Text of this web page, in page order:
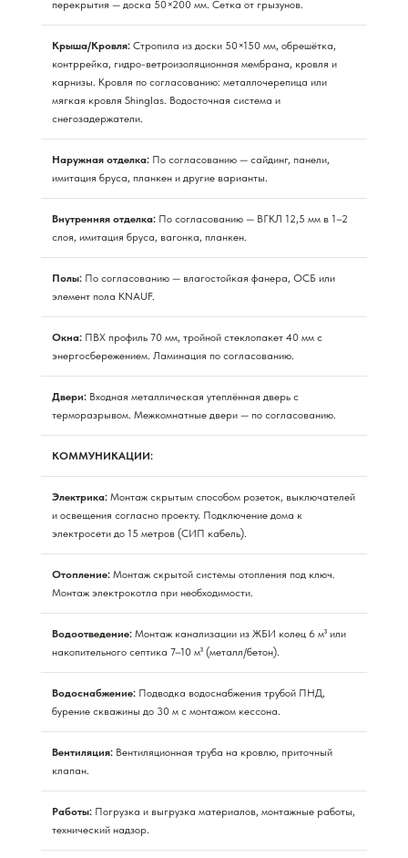
перекрытия — доска 50×200 мм. Сетка от грызунов.
Крыша/Кровля: Стропила из доски 50×150 мм, обрешётка,
контррейка, гидро-ветроизоляционная мембрана, кровля и
карнизы. Кровля по согласованию: металлочерепица или
мягкая кровля Shinglas. Водосточная система и
снегозадержатели.
Наружная отделка: По согласованию — сайдинг, панели,
имитация бруса, планкен и другие варианты.
Внутренняя отделка: По согласованию — ВГКЛ 12,5 мм в 1–2
слоя, имитация бруса, вагонка, планкен.
Полы: По согласованию — влагостойкая фанера, ОСБ или
элемент пола KNAUF.
Окна: ПВХ профиль 70 мм, тройной стеклопакет 40 мм с
энергосбережением. Ламинация по согласованию.
Двери: Входная металлическая утеплённая дверь с
терморазрывом. Межкомнатные двери — по согласованию.
КОММУНИКАЦИИ:
Электрика: Монтаж скрытым способом розеток, выключателей
и освещения согласно проекту. Подключение дома к
электросети до 15 метров (СИП кабель).
Отопление: Монтаж скрытой системы отопления под ключ.
Монтаж электрокотла при необходимости.
Водоотведение: Монтаж канализации из ЖБИ колец 6 м³ или
накопительного септика 7–10 м³ (металл/бетон).
Водоснабжение: Подводка водоснабжения трубой ПНД,
бурение скважины до 30 м с монтажом кессона.
Вентиляция: Вентиляционная труба на кровлю, приточный
клапан.
Работы: Погрузка и выгрузка материалов, монтажные работы,
технический надзор.